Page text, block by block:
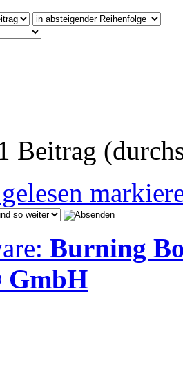
Beitrag
Burning